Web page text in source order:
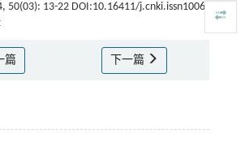
50(03): 13-22 DOI:10.16411/j.cnki.issn1006-
篇 下一篇